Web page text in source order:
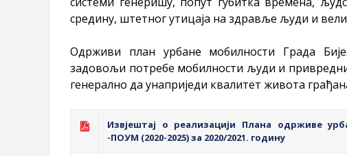
средину, штетног утицаја на здравље људи и
Одрживи план урбане мобилности Града
задовољи потребе мобилности људи и
генерално да унаприједи квалитет живота
Извјештај о реализацији Плана одрживе
-ПОУМ (2020-2025) за 2020/2021. годину